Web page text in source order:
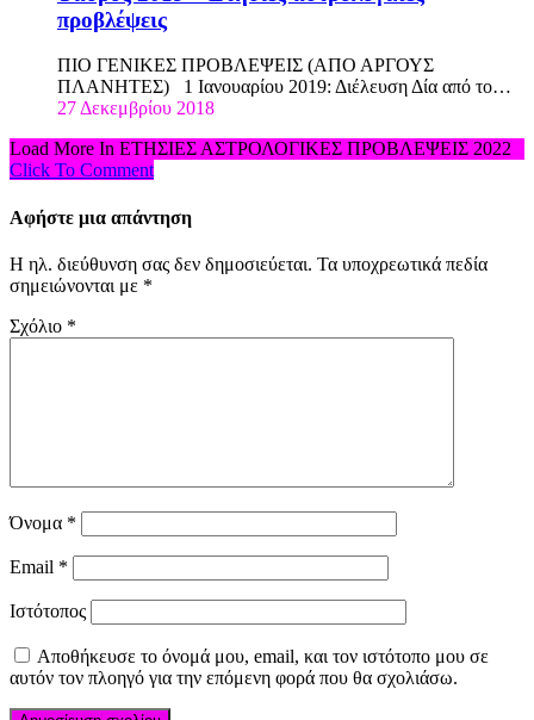
προβλέψεις
ΠΙΟ ΓΕΝΙΚΕΣ ΠΡΟΒΛΕΨΕΙΣ (ΑΠΟ ΑΡΓΟΥΣ
ΠΛΑΝΗΤΕΣ) 1 Ιανουαρίου 2019: Διέλευση Δία από το…
27 Δεκεμβρίου 2018
Load More In ΕΤΗΣΙΕΣ ΑΣΤΡΟΛΟΓΙΚΕΣ ΠΡΟΒΛΕΨΕΙΣ 2022
Click To Comment
Αφήστε μια απάντηση
Η ηλ. διεύθυνση σας δεν δημοσιεύεται. Τα υποχρεωτικά πεδία
σημειώνονται με *
Σχόλιο *
Όνομα *
Email *
Ιστότοπος
Αποθήκευσε το όνομά μου, email, και τον ιστότοπο μου σε
αυτόν τον πλοηγό για την επόμενη φορά που θα σχολιάσω.